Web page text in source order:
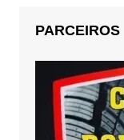
PARCEIROS